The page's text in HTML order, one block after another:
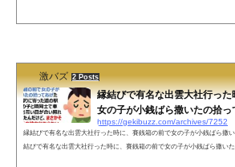
激バズ 2 Posts
縁結びで有名な出雲大社行っ
女の子が小銭ばら撒いたの拾っ
https://gekibuzz.com/archives/7252
縁結びで有名な出雲大社行った時に、賽銭箱の前で女の子が小銭ばら撒
結びで有名な出雲大社行った時に、賽銭箱の前で女の子が小銭ばら撒い